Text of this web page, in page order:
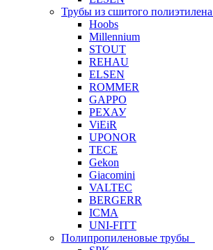
Трубы из сшитого полиэтилена
Hoobs
Millennium
STOUT
REHAU
ELSEN
ROMMER
GAPPO
РЕХАУ
ViEiR
UPONOR
TECE
Gekon
Giacomini
VALTEC
BERGERR
ICMA
UNI-FITT
Полипропиленовые трубы